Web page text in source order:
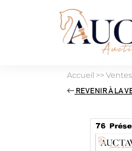
Accueil >>Ventes
REVENIR À LA